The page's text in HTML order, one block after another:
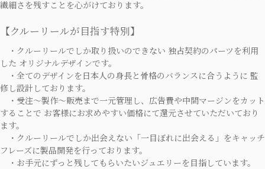
繊細さを残すことを心がけております。
【クルーリールが目指す特別】
・クルーリールでしか取り扱いのできない 独占契約のパーツを利用
した オリジナルデザインです。
・全てのデザインを日本人の身長と骨格のバランスに合うように 監
修し設計しております。
・受注～製作～販売まで一元管理し、広告費や中間マージンをカット
することで お客様にお求めやすい価格にて還元させていただいており
ます。
・クルーリールでしか出会えない「一目ぼれに出会える」をキャッチ
フレーズに製品開発を行っております。
・お手元にずっと残してもらいたいジュエリーを目指しています。